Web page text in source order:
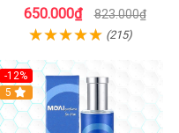
mùi cao cấp
650.000₫ 823.000₫
(215)
-12%
5